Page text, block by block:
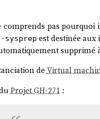
comprends pas pourquoi
est destinée
supprimé
deVirtual
Projet GH-271: